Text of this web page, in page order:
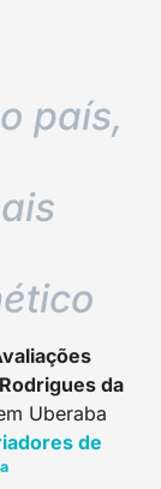
país,
da
Uberaba
de